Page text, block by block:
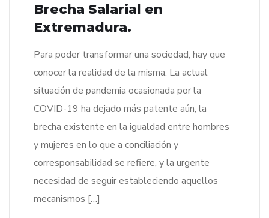
Brecha Salarial en
Extremadura.
Para poder transformar una sociedad, hay que
conocer la realidad de la misma. La actual
situación de pandemia ocasionada por la
COVID-19 ha dejado más patente aún, la
brecha existente en la igualdad entre hombres
y mujeres en lo que a conciliación y
corresponsabilidad se refiere, y la urgente
necesidad de seguir estableciendo aquellos
mecanismos […]